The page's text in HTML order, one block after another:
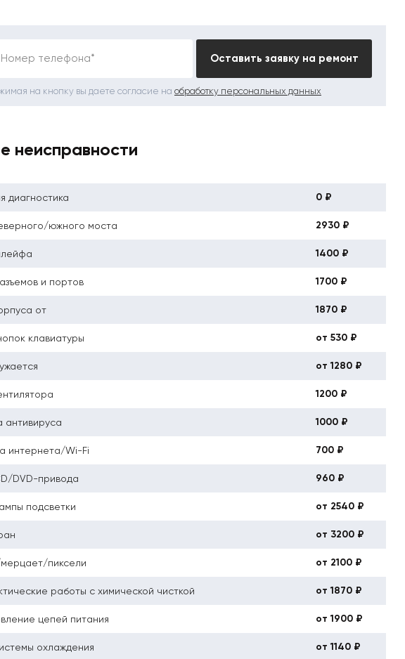
Номер телефона* Оставить заявку на ремонт
на кнопку вы даете согласие на обработку персональных данных
неисправности
диагностика 0 ₽
южного моста 2930 ₽
1400 ₽
и портов 1700 ₽
от 1870 ₽
клавиатуры от 530 ₽
от 1280 ₽
1200 ₽
антивируса 1000 ₽
интернета/Wi-Fi 700 ₽
DVD-привода 960 ₽
подсветки от 2540 ₽
от 3200 ₽
пиксели от 2100 ₽
работы с химической чисткой от 1870 ₽
цепей питания от 1900 ₽
охлаждения от 1140 ₽